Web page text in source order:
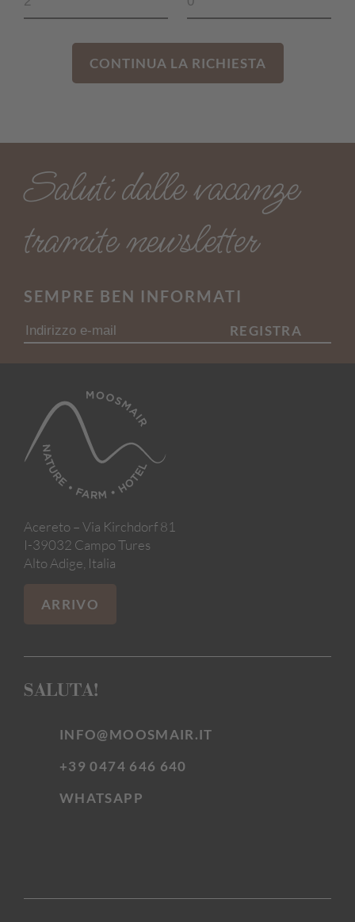
CONTINUA LA RICHIESTA
Saluti dalle vacanze
tramite newsletter
SEMPRE BEN INFORMATI
REGISTRA
Acereto – Via Kirchdorf 81
I-39032 Campo Tures
Alto Adige, Italia
ARRIVO
SALUTA!
INFO@MOOSMAIR.IT
+39 0474 646 640
WHATSAPP